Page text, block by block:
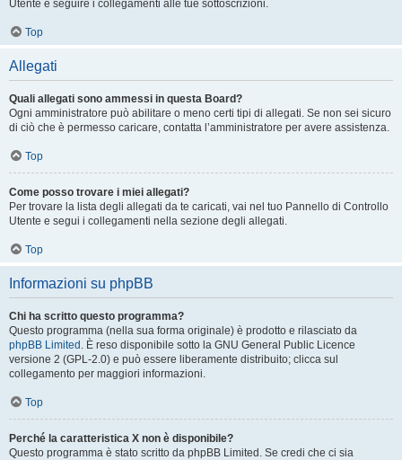
Utente e seguire i collegamenti alle tue sottoscrizioni.
Top
Allegati
Quali allegati sono ammessi in questa Board?
Ogni amministratore può abilitare o meno certi tipi di allegati. Se non sei sicuro
di ciò che è permesso caricare, contatta l’amministratore per avere assistenza.
Top
Come posso trovare i miei allegati?
Per trovare la lista degli allegati da te caricati, vai nel tuo Pannello di Controllo
Utente e segui i collegamenti nella sezione degli allegati.
Top
Informazioni su phpBB
Chi ha scritto questo programma?
Questo programma (nella sua forma originale) è prodotto e rilasciato da
phpBB Limited . È reso disponibile sotto la GNU General Public Licence
versione 2 (GPL-2.0) e può essere liberamente distribuito; clicca sul
collegamento per maggiori informazioni.
Top
Perché la caratteristica X non è disponibile?
Questo programma è stato scritto da phpBB Limited. Se credi che ci sia